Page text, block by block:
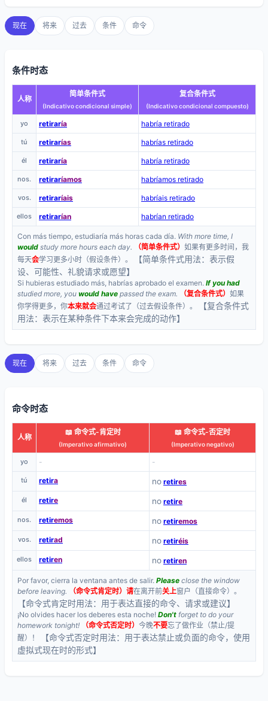
现在 将来 过去 条件 命令
条件时态
人称
简单条件式
(Indicativo condicional simple)
复合条件式
(Indicativo condicional compuesto)
yo retiraría habría retirado
tú retirarías habrías retirado
él retiraría habría retirado
nos. retiraríamos habríamos retirado
vos. retiraríais habríais retirado
ellos retirarían habrían retirado
Con más tiempo, estudiaría más horas cada día. With more time, I
would study more hours each day. （简单条件式） 如果有更多时间，我
每天会学习更多小时（假设条件）。
【简单条件式用法：表示假
设、可能性、礼貌请求或愿望】
Si hubieras estudiado más, habrías aprobado el examen. If you had
studied more, you would have passed the exam. （复合条件式） 如果
你学得更多，你本来就会通过考试了（过去假设条件）。
【复合条件式
用法：表示在某种条件下本来会完成的动作】
现在 将来 过去 条件 命令
命令时态
人称
📖 命令式-肯定时
(Imperativo afirmativo)
📖 命令式-否定时
(Imperativo negativo)
yo - -
tú retira no retires
él retire no retire
nos. retiremos no retiremos
vos. retirad no retiréis
ellos retiren no retiren
Por favor, cierra la ventana antes de salir. Please close the window
before leaving.
（命令式肯定时） 请在离开前关上窗户（直接命令）。
【命令式肯定时用法：用于表达直接的命令、请求或建议】
¡No olvides hacer los deberes esta noche! Don't forget to do your
homework tonight!
（命令式否定时） 今晚不要忘了做作业（禁止/提
醒）！
【命令式否定时用法：用于表达禁止或负面的命令，使用
虚拟式现在时的形式】